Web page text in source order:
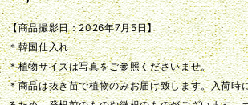
【商品撮影日：2026年7月5日】
＊韓国仕入れ
＊植物サイズは写真をご参照くださいませ。
＊商品は抜き苗で植物のみお届け致します。入荷時